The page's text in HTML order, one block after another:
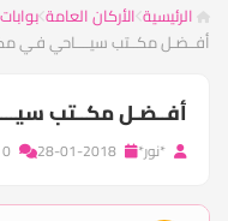
الرئيسية الأركان العامة
أفــضـل مكــتب سيــــاحي فـي
أفــضـل مكــتب
*نور*